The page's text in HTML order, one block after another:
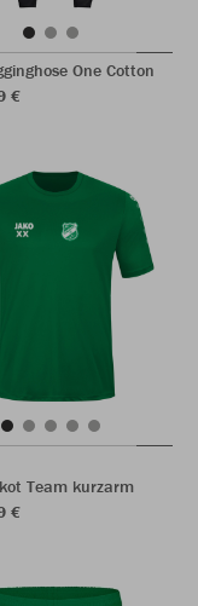
One Cotton
€
Team kurzarm
€